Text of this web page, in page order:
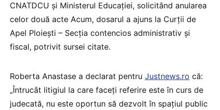
CNATDCU și Ministerul Educației, solicitând anularea
celor două acte Acum, dosarul a ajuns la Curții de
Apel Ploiești – Secția contencios administrativ și
fiscal, potrivit sursei citate.
Roberta Anastase a declarat pentru Justnews.ro că:
„Întrucât litigiul la care faceți referire este în curs de
judecată, nu este oportun să dezvolt în spațiul public